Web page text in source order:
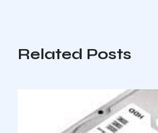
Related Posts